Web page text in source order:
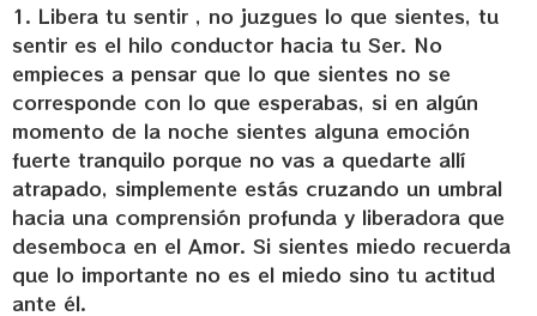
1. Libera tu sentir , no juzgues lo que sientes, tu
sentir es el hilo conductor hacia tu Ser. No
empieces a pensar que lo que sientes no se
corresponde con lo que esperabas, si en algún
momento de la noche sientes alguna emoción
fuerte tranquilo porque no vas a quedarte allí
atrapado, simplemente estás cruzando un umbral
hacia una comprensión profunda y liberadora que
desemboca en el Amor. Si sientes miedo recuerda
que lo importante no es el miedo sino tu actitud
ante él.